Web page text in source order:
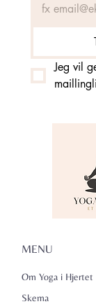
Jeg vil
MENU
Om Yoga i Hjertet
Skema